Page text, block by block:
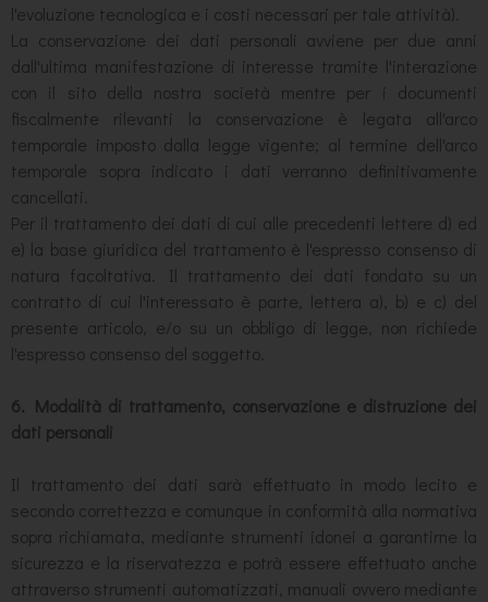
l'evoluzione tecnologica e i costi necessari per tale attività).
La conservazione dei dati personali avviene per due anni
dall'ultima manifestazione di interesse tramite l'interazione
con il sito della nostra società mentre per i documenti
fiscalmente rilevanti la conservazione è legata all'arco
temporale imposto dalla legge vigente; al termine dell'arco
temporale sopra indicato i dati verranno definitivamente
cancellati.
Per il trattamento dei dati di cui alle precedenti lettere d) ed
e) la base giuridica del trattamento è l'espresso consenso di
natura facoltativa. Il trattamento dei dati fondato su un
contratto di cui l'interessato è parte, lettera a), b) e c) del
presente articolo, e/o su un obbligo di legge, non richiede
l'espresso consenso del soggetto.
6. Modalità di trattamento, conservazione e distruzione dei
dati personali
Il trattamento dei dati sarà effettuato in modo lecito e
secondo correttezza e comunque in conformità alla normativa
sopra richiamata, mediante strumenti idonei a garantirne la
sicurezza e la riservatezza e potrà essere effettuato anche
attraverso strumenti automatizzati, manuali ovvero mediante